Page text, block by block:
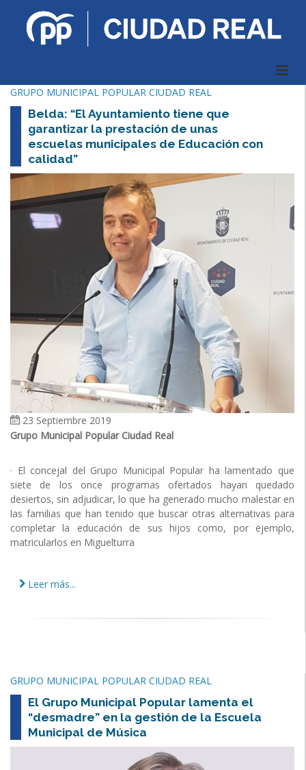
GRUPO MUNICIPAL POPULAR CIUDAD REAL
Belda: “El Ayuntamiento tiene que
garantizar la prestación de unas
escuelas municipales de Educación con
calidad”
23 Septiembre 2019
Grupo Municipal Popular Ciudad Real
· El concejal del Grupo Municipal Popular ha lamentado que
siete de los once programas ofertados hayan quedado
desiertos, sin adjudicar, lo que ha generado mucho malestar en
las familias que han tenido que buscar otras alternativas para
completar la educación de sus hijos como, por ejemplo,
matricularlos en Miguelturra
Leer más...
GRUPO MUNICIPAL POPULAR CIUDAD REAL
El Grupo Municipal Popular lamenta el
“desmadre” en la gestión de la Escuela
Municipal de Música